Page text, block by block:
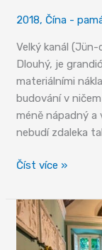
2018, Čína -
Velký kanál
Dlouhý, je
materiálními
budování v
méně nápadný a
nebudí zdaleka
Velký
Číst více »